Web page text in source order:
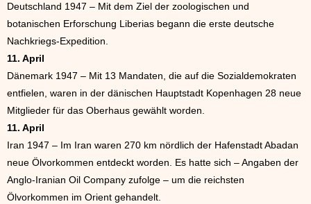
Deutschland 1947 – Mit dem Ziel der zoologischen und
botanischen Erforschung Liberias begann die erste deutsche
Nachkriegs-Expedition.
11. April
Dänemark 1947 – Mit 13 Mandaten, die auf die Sozialdemokraten
entfielen, waren in der dänischen Hauptstadt Kopenhagen 28 neue
Mitglieder für das Oberhaus gewählt worden.
11. April
Iran 1947 – Im Iran waren 270 km nördlich der Hafenstadt Abadan
neue Ölvorkommen entdeckt worden. Es hatte sich – Angaben der
Anglo-Iranian Oil Company zufolge – um die reichsten
Ölvorkommen im Orient gehandelt.